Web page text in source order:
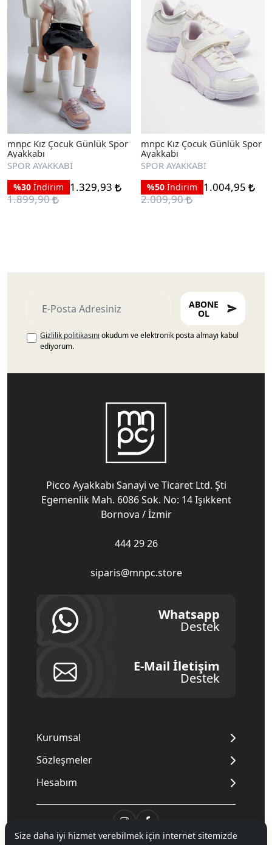
mnpc Kız Çocuk Günlük Spor
Ayakkabı
SPOR AYAKKABI
%30 İndirim
1.329,93
1.899,90
mnpc Kız Çocuk Günlük Spor
Ayakkabı
SPOR AYAKKABI
%50 İndirim
1.004,95
2.009,90
ABONE
OL
Gizlilik politikasını okudum ve elektronik posta almayı kabul
ediyorum.
Picco Ayakkabı Sanayi ve Ticaret Ltd. Şti
Egemenlik Mah. 6086 Sok. No: 14 Işıkkent
Bornova / İzmir
444 29 26
siparis@mnpc.store
Whatsapp
Destek
E-Mail İletişim
Destek
Kurumsal
Sözleşmeler
Hesabım
Size daha iyi hizmet verebilmek için internet sitemizde